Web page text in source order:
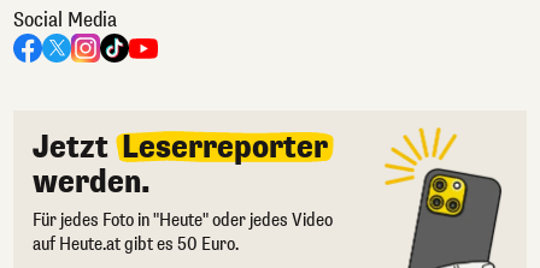
Social Media
Jetzt Leserreporter
werden.
Für jedes Foto in "Heute" oder jedes Video
auf Heute.at gibt es 50 Euro.